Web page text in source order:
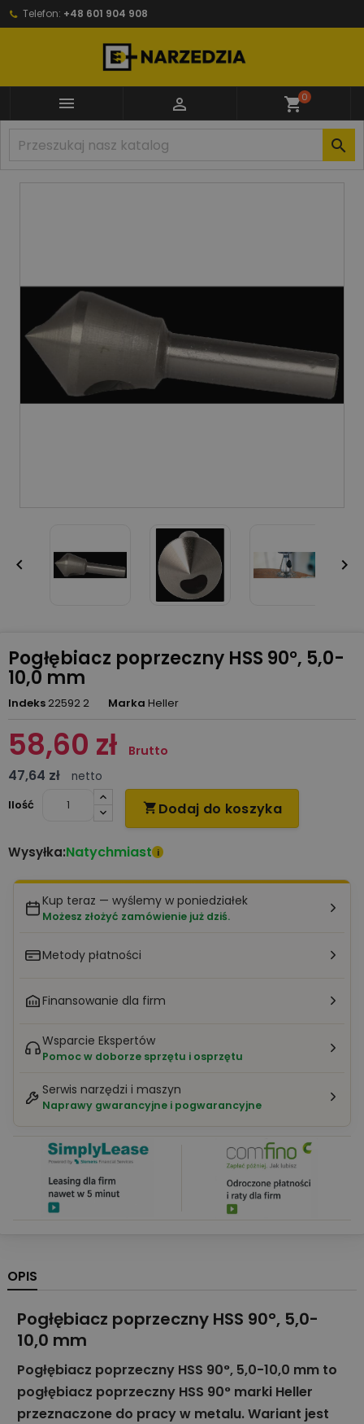
Telefon: +48 601 904 908
  shopping_cart0

 
Pogłębiacz poprzeczny HSS 90°, 5,0-
10,0 mm
Indeks 22592 2 Marka Heller
58,60 zł Brutto
47,64 zł
netto
Ilość
 Dodaj do koszyka
Wysyłka:Natychmiast i
Kup teraz — wyślemy w poniedziałek
Możesz złożyć zamówienie już dziś.
Metody płatności
Finansowanie dla firm
Wsparcie Ekspertów
Pomoc w doborze sprzętu i osprzętu
Serwis narzędzi i maszyn
Naprawy gwarancyjne i pogwarancyjne
OPIS
Pogłębiacz poprzeczny HSS 90°, 5,0-
10,0 mm
Pogłębiacz poprzeczny HSS 90°, 5,0-10,0 mm to
pogłębiacz poprzeczny HSS 90° marki Heller
przeznaczone do pracy w metalu. Wariant jest